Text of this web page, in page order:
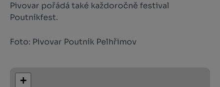
Pivovar pořádá také každoročně festival
Poutníkfest.
Foto: Pivovar Poutník Pelhřimov
+